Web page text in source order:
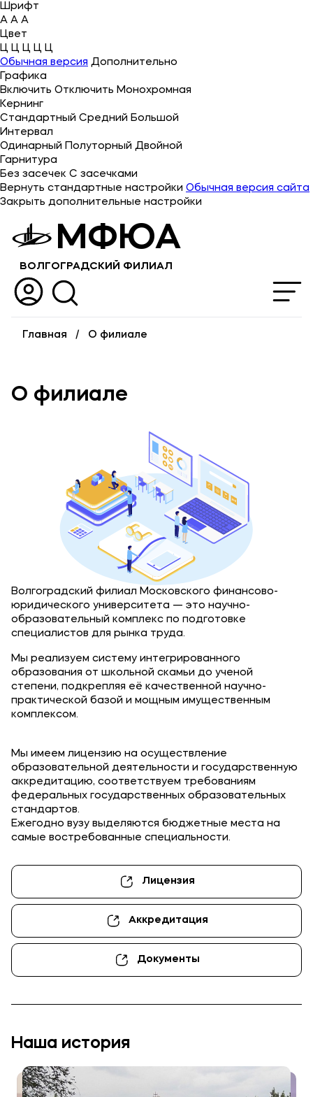
Шрифт
A A A
Цвет
Ц Ц Ц Ц Ц
Обычная версия Дополнительно
Графика
Включить Отключить Монохромная
Кернинг
Стандартный Средний Большой
Интервал
Одинарный Полуторный Двойной
Гарнитура
Без засечек С засечками
Вернуть стандартные настройки Обычная версия сайта
Закрыть дополнительные настройки
МФЮА
ВОЛГОГРАДСКИЙ ФИЛИАЛ
Об университете
Лицензии и документы
Сведения об образовательной организации
Абитуриенту
Музейно-выставочный центр МФЮА
Наука
Выпускникам
Карьера
Институт дополнительного образования
Среднее профессиональное образование
Дополнительное образование
Объявления
Контакты
Банковские реквизиты
Карьера
Приемная комиссия
Полезное
Об образовательной организации
Банковские реквизиты
Мы в соцсетях
Подобрать программу
Главная О филиале
О филиале
Волгоградский филиал Московского финансово-
юридического университета — это научно-
образовательный комплекс по подготовке
специалистов для рынка труда.
Мы реализуем систему интегрированного
образования от школьной скамьи до ученой
степени, подкрепляя её качественной научно-
практической базой и мощным имущественным
комплексом.
Мы имеем лицензию на осуществление
образовательной деятельности и государственную
аккредитацию, соответствуем требованиям
федеральных государственных образовательных
стандартов.
Ежегодно вузу выделяются бюджетные места на
самые востребованные специальности.
Лицензия
Аккредитация
Документы
Наша история